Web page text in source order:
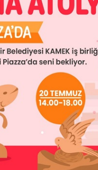
Şehrin Ulaşım
Toplantısında Ele